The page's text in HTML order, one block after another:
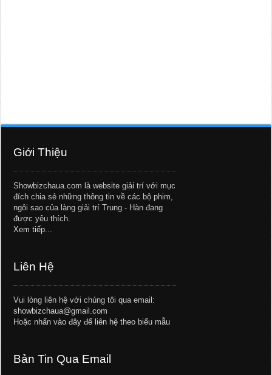
Giới Thiệu
Showbizchaua.com là website giải trí với mục
đích chia sẻ những thông tin về các bộ phim,
ngôi sao của làng giải trí Trung - Hàn đang
được yêu thích.
Xem tiếp...
Liên Hệ
Vui lòng liên hệ với chúng tôi qua email:
showbizchaua@gmail.com
Hoặc nhấn vào đây để liên hệ theo biểu mẫu
Bản Tin Qua Email